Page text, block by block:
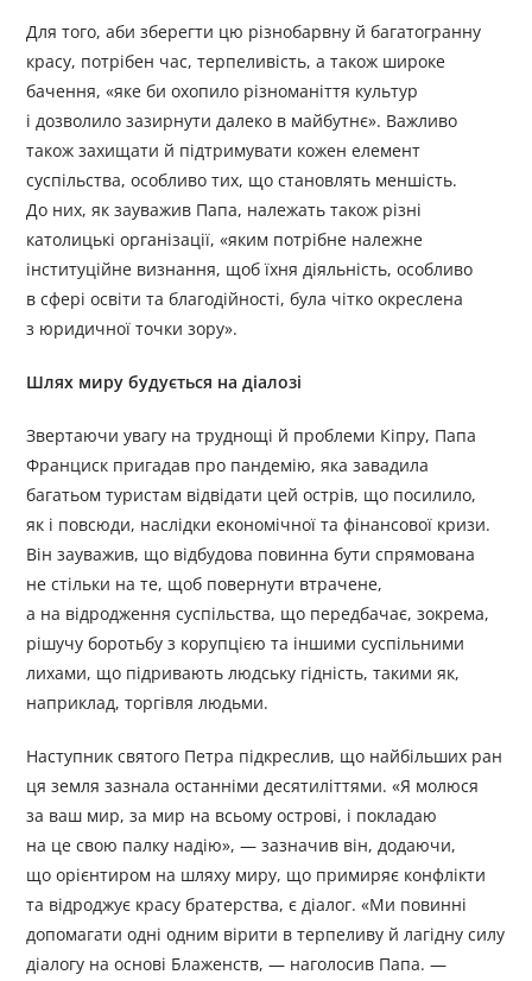
Для того, аби зберегти цю різнобарвну й багатогранну
красу, потрібен час, терпеливість, а також широке
бачення, «яке би охопило різноманіття культур
і дозволило зазирнути далеко в майбутнє». Важливо
також захищати й підтримувати кожен елемент
суспільства, особливо тих, що становлять меншість.
До них, як зауважив Папа, належать також різні
католицькі організації, «яким потрібне належне
інституційне визнання, щоб їхня діяльність, особливо
в сфері освіти та благодійності, була чітко окреслена
з юридичної точки зору».
Шлях миру будується на діалозі
Звертаючи увагу на труднощі й проблеми Кіпру, Папа
Франциск пригадав про пандемію, яка завадила
багатьом туристам відвідати цей острів, що посилило,
як і повсюди, наслідки економічної та фінансової кризи.
Він зауважив, що відбудова повинна бути спрямована
не стільки на те, щоб повернути втрачене,
а на відродження суспільства, що передбачає, зокрема,
рішучу боротьбу з корупцією та іншими суспільними
лихами, що підривають людську гідність, такими як,
наприклад, торгівля людьми.
Наступник святого Петра підкреслив, що найбільших ран
ця земля зазнала останніми десятиліттями. «Я молюся
за ваш мир, за мир на всьому острові, і покладаю
на це свою палку надію», — зазначив він, додаючи,
що орієнтиром на шляху миру, що примиряє конфлікти
та відроджує красу братерства, є діалог. «Ми повинні
допомагати одні одним вірити в терпеливу й лагідну силу
діалогу на основі Блаженств, — наголосив Папа. —